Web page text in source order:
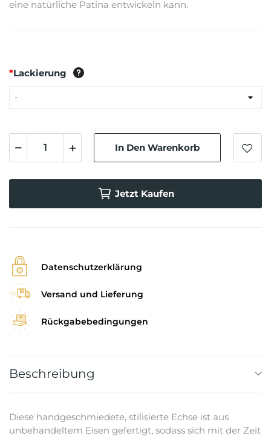
eine natürliche Patina entwickeln kann.
*Lackierung
In Den Warenkorb
Jetzt Kaufen
Datenschutzerklärung
Versand und Lieferung
Rückgabebedingungen
Beschreibung
Diese handgeschmiedete, stilisierte Echse ist aus
unbehandeltem Eisen gefertigt, sodass sich mit der Zeit